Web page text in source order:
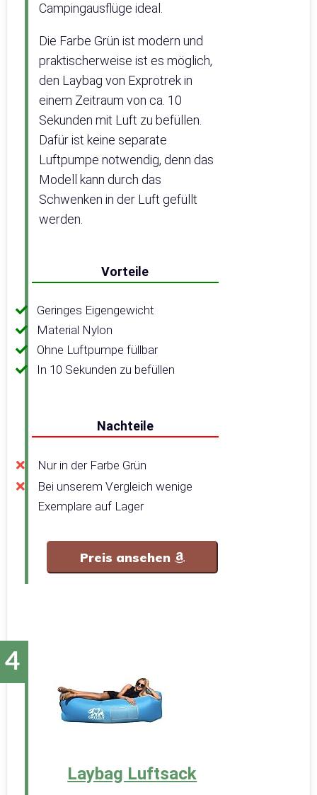
Campingausflüge ideal.
Die Farbe Grün ist modern und
praktischerweise ist es möglich,
den Laybag von Exprotrek in
einem Zeitraum von ca. 10
Sekunden mit Luft zu befüllen.
Dafür ist keine separate
Luftpumpe notwendig, denn das
Modell kann durch das
Schwenken in der Luft gefüllt
werden.
Vorteile
Geringes Eigengewicht
Material Nylon
Ohne Luftpumpe füllbar
In 10 Sekunden zu befüllen
Nachteile
Nur in der Farbe Grün
Bei unserem Vergleich wenige
Exemplare auf Lager
Preis ansehen
Laybag Luftsack